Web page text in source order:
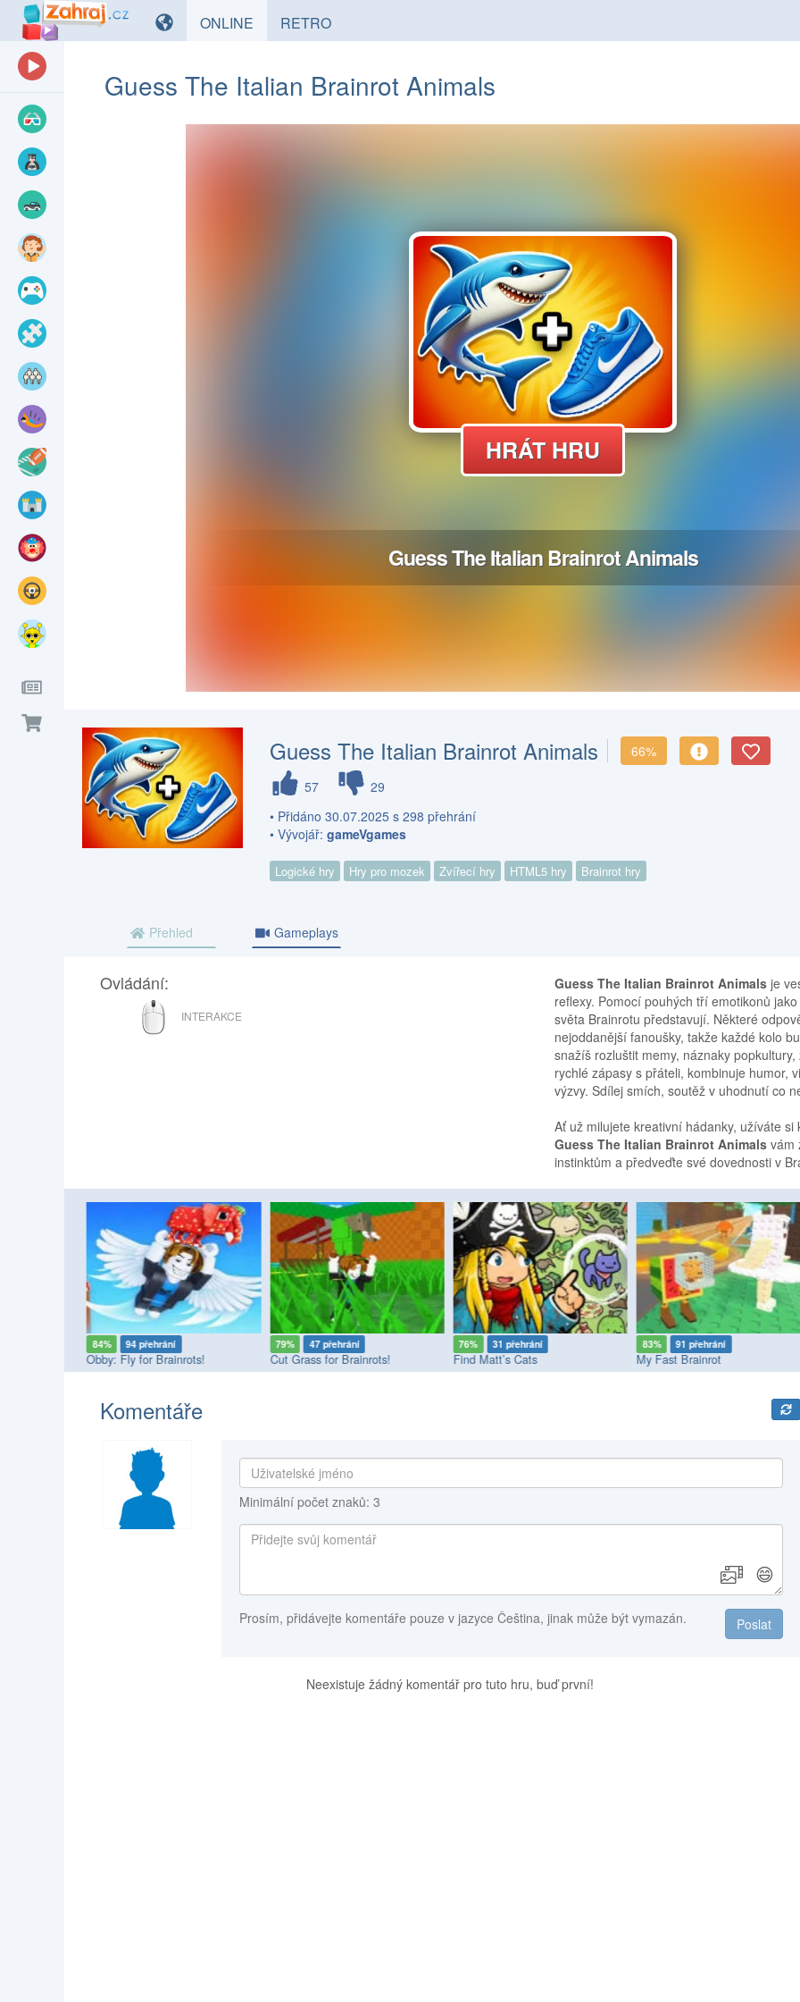
ONLINE HRYRETROHRY
Guess The Italian Brainrot Animals
Guess The Italian Brainrot Animals
66%
57
29
• Přidáno 30.07.2025 s 298 přehrání
• Vývojář:gameVgames
Logické hry Hry pro mozek Zvířecí hry HTML5 hry Brainrot hry
Přehled Gameplays
Ovládání:
MYŠ
INTERAKCE
Guess The Italian Brainrot Animals je
reflexy. Pomocí pouhých tří emotikonů
světa Brainrotu představují. Některé
nejoddanější fanoušky, takže každé kolo
snažíš rozluštit memy, náznaky
rychlé zápasy s přáteli, kombinuje humor,
výzvy. Sdílej smích, soutěž v uhodnutí co
Ať už milujete kreativní hádanky, užíváte
Guess The Italian Brainrot Animals vám
instinktům a předveďte své dovednosti v
84% 94 přehrání
Obby: Fly for Brainrots!
79% 47 přehrání
Cut Grass for Brainrots!
76% 31 přehrání
Find Matt’s Cats
83% 91 přehrání
My Fast Brainrot
Komentáře
Minimální počet znaků: 3
😄
Poslat
Prosím, přidávejte komentáře pouze v jazyce Čeština, jinak může být vymazán.
Neexistuje žádný komentář pro tuto hru, buď první!